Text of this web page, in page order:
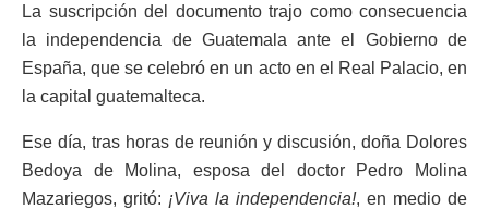
La suscripción del documento trajo como consecuencia
la independencia de Guatemala ante el Gobierno de
España, que se celebró en un acto en el Real Palacio, en
la capital guatemalteca.
Ese día, tras horas de reunión y discusión, doña Dolores
Bedoya de Molina, esposa del doctor Pedro Molina
Mazariegos, gritó: ¡Viva la independencia!, en medio de